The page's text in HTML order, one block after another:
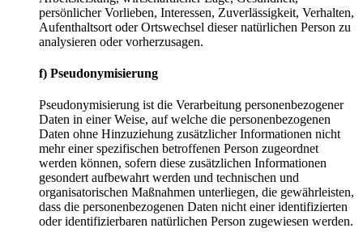
persönlicher Vorlieben, Interessen, Zuverlässigkeit, Verhalten,
Aufenthaltsort oder Ortswechsel dieser natürlichen Person zu
analysieren oder vorherzusagen.
f) Pseudonymisierung
Pseudonymisierung ist die Verarbeitung personenbezogener
Daten in einer Weise, auf welche die personenbezogenen
Daten ohne Hinzuziehung zusätzlicher Informationen nicht
mehr einer spezifischen betroffenen Person zugeordnet
werden können, sofern diese zusätzlichen Informationen
gesondert aufbewahrt werden und technischen und
organisatorischen Maßnahmen unterliegen, die gewährleisten,
dass die personenbezogenen Daten nicht einer identifizierten
oder identifizierbaren natürlichen Person zugewiesen werden.